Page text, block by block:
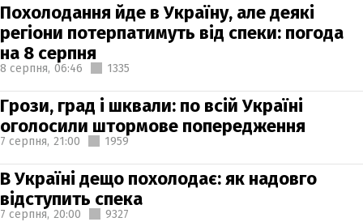
Похолодання йде в Україну, але деякі
регіони потерпатимуть від спеки: погода
на 8 серпня
8 серпня, 06:46 1335
Грози, град і шквали: по всій Україні
оголосили штормове попередження
7 серпня, 21:00 1959
В Україні дещо похолодає: як надовго
відступить спека
7 серпня, 20:00 9327